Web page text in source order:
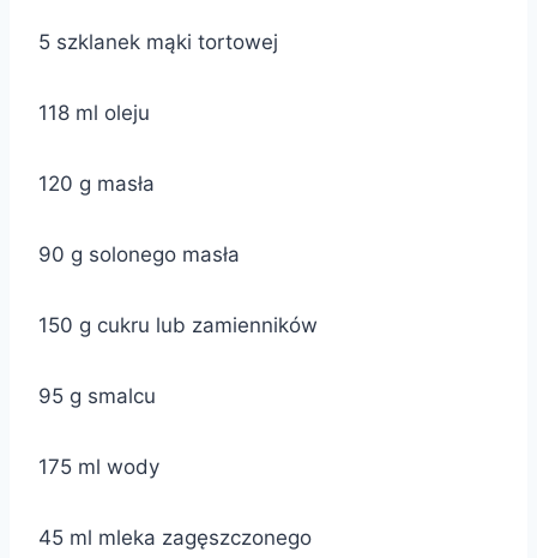
5 szklanek mąki tortowej
118 ml oleju
120 g masła
90 g solonego masła
150 g cukru lub zamienników
95 g smalcu
175 ml wody
45 ml mleka zagęszczonego